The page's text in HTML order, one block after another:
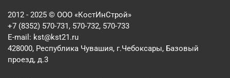
2012 - 2025 © ООО «КостИнСтрой»
+7 (8352) 570-731, 570-732, 570-733
E-mail: kst@kst21.ru
428000, Республика Чувашия, г.Чебоксары, Базовый
проезд, д.3